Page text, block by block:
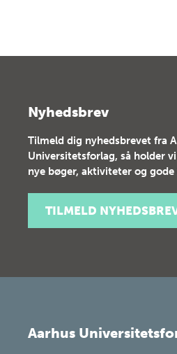
Nyhedsbrev
Tilmeld dig nyhedsbrevet fra
Universitetsforlag, så holder
nye bøger, aktiviteter og
TILMELD
Aarhus